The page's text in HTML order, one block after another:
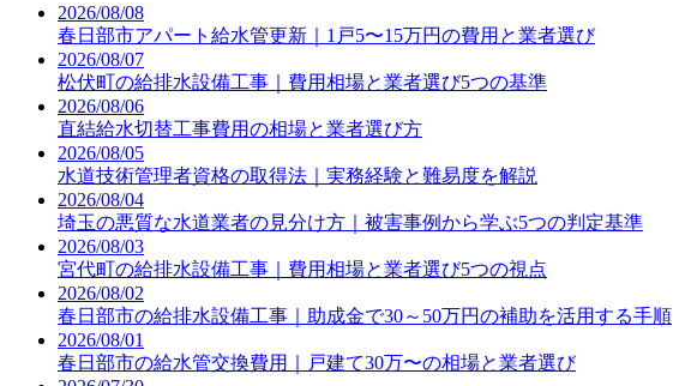
2026/08/08
春日部市アパート給水管更新｜1戸5〜15万円の費用と業者選び
2026/08/07
松伏町の給排水設備工事｜費用相場と業者選び5つの基準
2026/08/06
直結給水切替工事費用の相場と業者選び方
2026/08/05
水道技術管理者資格の取得法｜実務経験と難易度を解説
2026/08/04
埼玉の悪質な水道業者の見分け方｜被害事例から学ぶ5つの判定基準
2026/08/03
宮代町の給排水設備工事｜費用相場と業者選び5つの視点
2026/08/02
春日部市の給排水設備工事｜助成金で30～50万円の補助を活用する手順
2026/08/01
春日部市の給水管交換費用｜戸建て30万〜の相場と業者選び